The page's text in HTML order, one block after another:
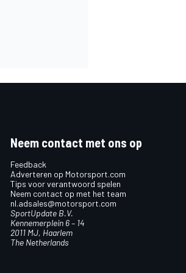
Neem contact met ons op
Feedback
Adverteren op Motorsport.com
Tips voor verantwoord spelen
Neem contact op met het team
nl.adsales@motorsport.com
SportUpdate B.V.
Kennemerplein 6 – 14
2011 MJ, Haarlem
The Netherlands